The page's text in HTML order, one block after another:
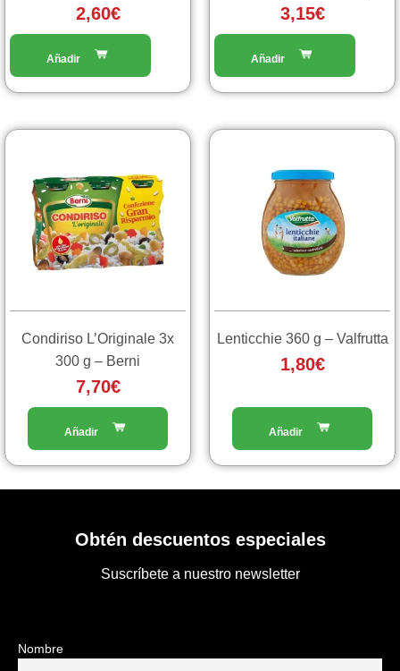
2,60€ 3,15€
Condiriso L’Originale 3x
300 g – Berni
7,70€
Lenticchie 360 g – Valfrutta
1,80€
Obtén descuentos especiales
Suscríbete a nuestro newsletter
Nombre